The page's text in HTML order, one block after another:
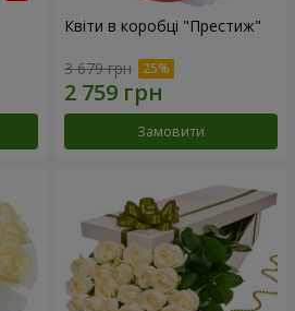
Квіти в коробці "Престиж"
3 679 грн
Замовити